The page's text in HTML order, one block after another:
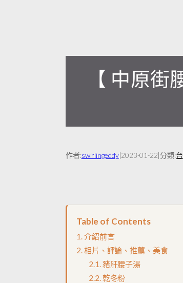
【 中原
作者:swirlingeddy|2023-01-22|分類:
Table of Contents
介紹前言
相片、評論、推薦、美食
豬肝腰子湯
乾冬粉